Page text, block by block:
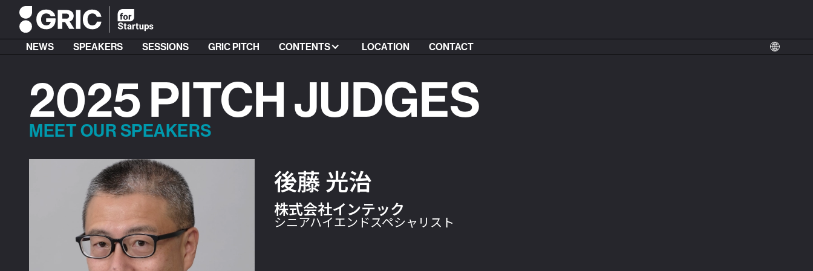
NEWS SPEAKERS SESSIONS GRIC PITCH CONTENTS LOCATION CONTACT
2025 PITCH JUDGES
MEET OUR SPEAKERS
後藤 光治
株式会社インテック
シニアハイエンドスペシャリスト